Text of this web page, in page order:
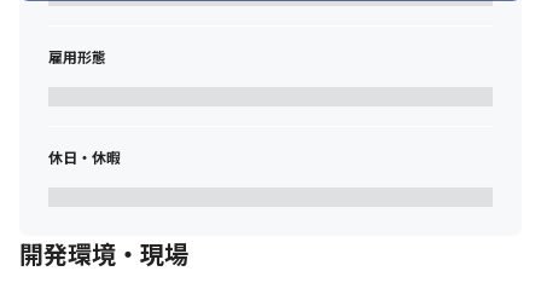
雇用形態
休日・休暇
開発環境・現場